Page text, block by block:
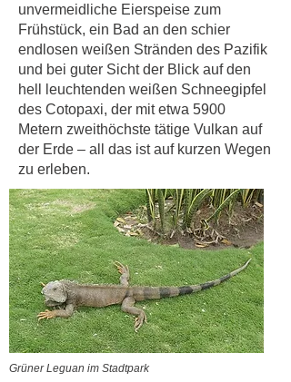
unvermeidliche Eierspeise zum
Frühstück, ein Bad an den schier
endlosen weißen Stränden des Pazifik
und bei guter Sicht der Blick auf den
hell leuchtenden weißen Schneegipfel
des Cotopaxi, der mit etwa 5900
Metern zweithöchste tätige Vulkan auf
der Erde – all das ist auf kurzen Wegen
zu erleben.
Grüner Leguan im Stadtpark